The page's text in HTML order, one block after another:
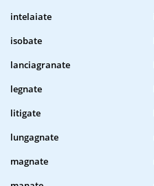
intelaiate
isobate
lanciagranate
legnate
litigate
lungagnate
magnate